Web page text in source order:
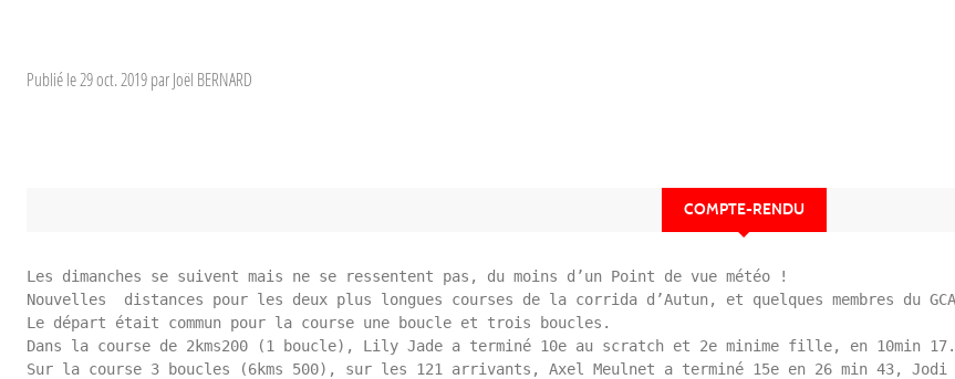
Publié le29 oct. 2019par Joël BERNARD
COMPTE-RENDU
Les dimanches se suivent mais ne se ressentent pas, du moins d’un Point de vue météo !
Nouvelles  distances pour les deux plus longues courses de la corrida d’Autun, et quelques membres du
Le départ était commun pour la course une boucle et trois boucles.
Dans la course de 2kms200 (1 boucle), Lily Jade a terminé 10e au scratch et 2e minime fille, en 10min 17.
Sur la course 3 boucles (6kms 500), sur les 121 arrivants, Axel Meulnet a terminé 15e en 26 min 43,